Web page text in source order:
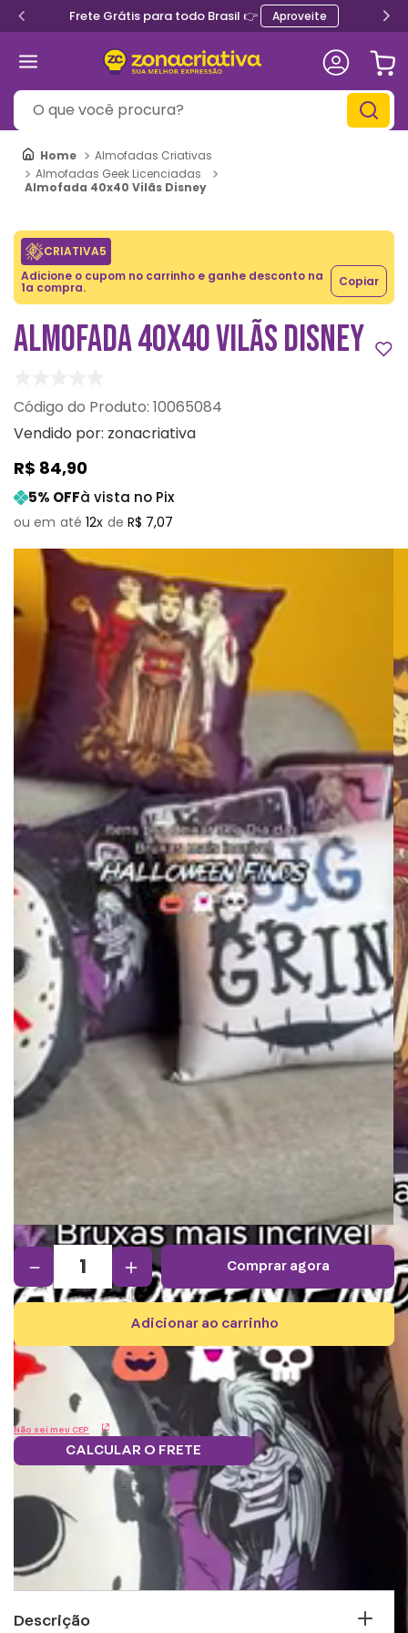
Frete Grátis para todo Brasil 👉 Aproveite
O que você procura?
Almofadas Criativas
Almofadas Geek Licenciadas
Almofada 40x40 Vilãs Disney
CRIATIVA5
Adicione o cupom no carrinho e ganhe desconto na
1a compra. Copiar
ALMOFADA 40X40 VILÃS DISNEY
: 10065084
Vendido por: zonacriativa
R$ 84,90
5% OFFà vista no Pix
12 R$ 7,07
＋
－ comprar agora
adicionar ao carrinho
Não sei meu CEP
CALCULAR O FRETE
Frete grátis.
Saiba mais
e PIX!
Parcele em 12x
s/juros
Descrição